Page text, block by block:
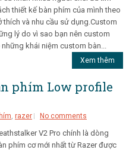
thiết kế bàn phím của mình theo
thích và nhu cầu sử dụng.Custom
lý do vì sao bạn nên custom
khái niệm custom bàn...
Xem thêm
phím Low profile
, razer No comments
V2 Pro chính là dòng
phím cơ mới nhất từ Razer được